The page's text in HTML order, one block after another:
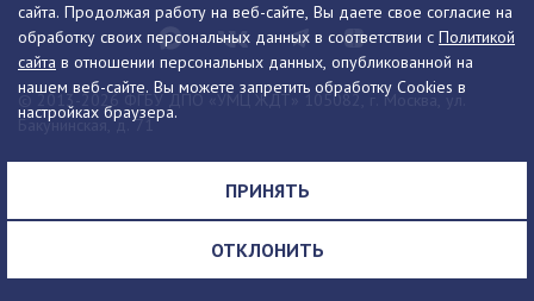
сайта. Продолжая работу на веб-сайте, Вы даете свое согласие на
обработку своих персональных данных в соответствии с Политикой
сайта в отношении персональных данных, опубликованной на
нашем веб-сайте. Вы можете запретить обработку Cookies в
настройках браузера.
ПРИНЯТЬ
ОТКЛОНИТЬ
© 2013-2026 ФГБУ ДПО «УМЦ ЖДТ» 105082, г. Москва, ул.
Бакунинская, д. 71
Телефон:8 (495) 739-00-30 info@umczdt.ru
схема проезда